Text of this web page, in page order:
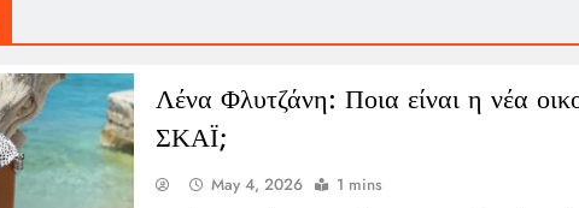
Λένα Φλυτζάνη: Ποια είναι η νέα
ΣΚΑΪ;
May 4, 2026 1 mins